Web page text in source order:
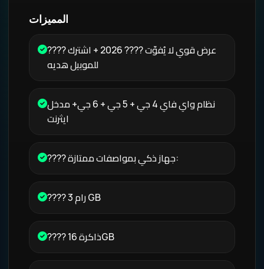
المميزات
???? عرض قوي لا يُفوّت ???? 2026 + اشترك
للموبيل هديه
نظام واي فاي 4 جي + 5 جي + 6 جي+ مدخل
ايثرنت
???? جهاز ذكي بمواصفات ممتازة:
???? رام 3 GB
???? ذاكرة 16GB